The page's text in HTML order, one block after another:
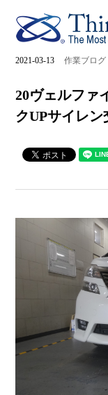
2021-03-13 作業ブログ
20ヴェルファ
クUPサイレ